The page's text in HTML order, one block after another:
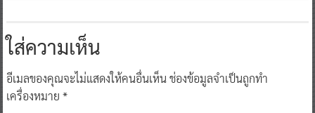
ใส่ความเห็น
อีเมลของคุณจะไม่แสดงให้คนอื่นเห็นช่องข้อมูลจำเป็นถูกทำ
เครื่องหมาย *